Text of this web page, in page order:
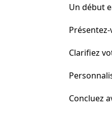
Un début
Clarifiez
Concluez